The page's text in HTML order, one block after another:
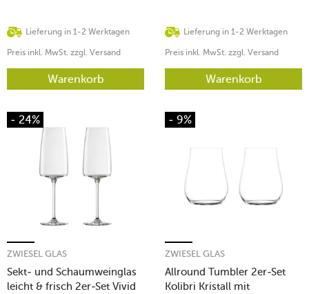
Lieferung in 1-2 Werktagen
Preis inkl. MwSt. zzgl. Versand
Warenkorb
Lieferung in 1-2 Werktagen
Preis inkl. MwSt. zzgl. Versand
Warenkorb
- 24%
Sekt- und Schaumweinglas
leicht & frisch 2er-Set Vivid
ZWIESEL GLAS
- 9%
Allround Tumbler 2er-Set
Kolibri Kristall mit
ZWIESEL GLAS